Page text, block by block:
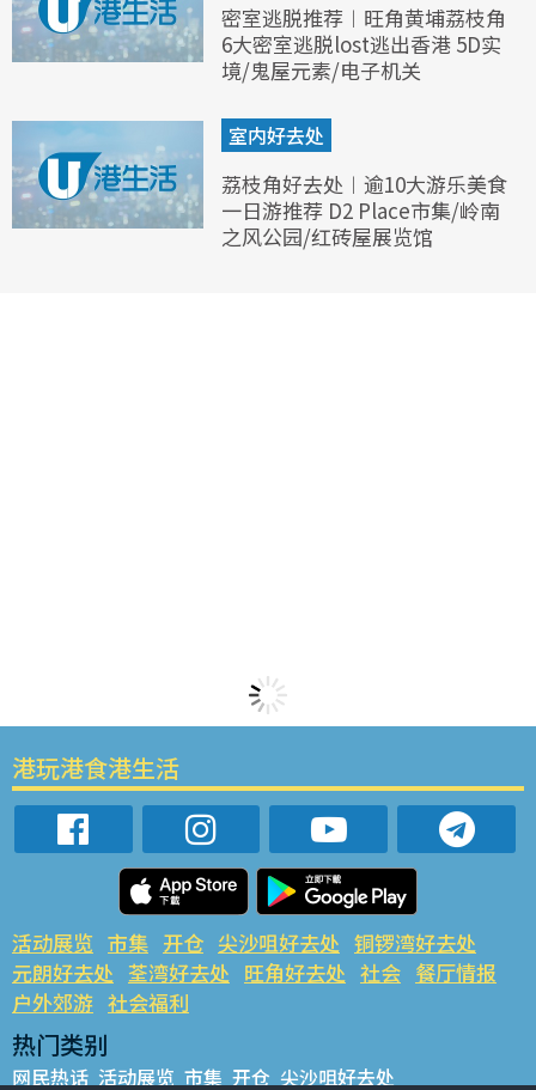
密室逃脱推荐︱旺角黄埔荔枝角
6大密室逃脱lost逃出香港 5D实
境/鬼屋元素/电子机关
室内好去处
荔枝角好去处︱逾10大游乐美食
一日游推荐 D2 Place市集/岭南
之风公园/红砖屋展览馆
港玩港食港生活
活动展览 市集 开仓 尖沙咀好去处 铜锣湾好去处
元朗好去处 荃湾好去处 旺角好去处 社会 餐厅情报
户外郊游 社会福利
热门类别
网民热话 活动展览 市集 开仓 尖沙咀好去处